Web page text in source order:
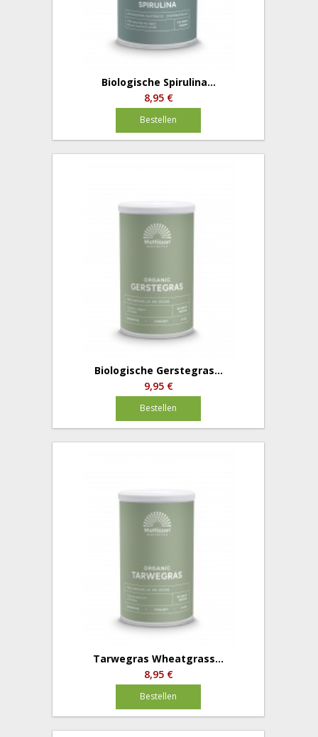
Biologische Spirulina...
8,95 €
Bestellen
Biologische Gerstegras...
9,95 €
Bestellen
Tarwegras Wheatgrass...
8,95 €
Bestellen